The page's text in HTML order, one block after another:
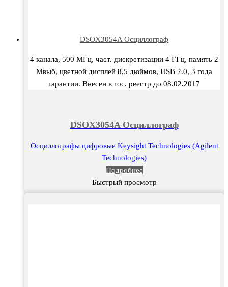
DSOX3054A Осциллограф
4 канала, 500 МГц, част. дискретизации 4 ГГц, память 2
Мвыб, цветной дисплей 8,5 дюймов, USB 2.0, 3 года
гарантии. Внесен в гос. реестр до 08.02.2017
DSOX3054A Осциллограф
Осциллографы цифровые Keysight Technologies (Agilent
Technologies)
Подробнее
Быстрый просмотр